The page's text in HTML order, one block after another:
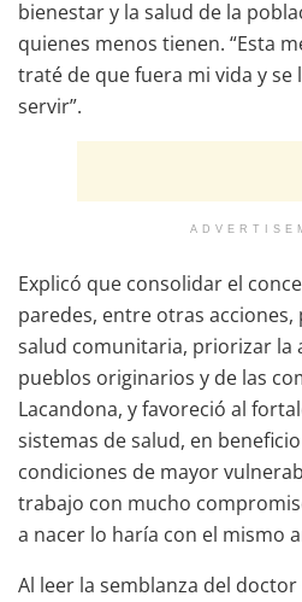
bienestar y la salud de la
quienes menos tienen. “Esta
traté de que fuera mi vida y se
servir”.
Explicó que consolidar el
paredes, entre otras
salud comunitaria, priorizar la
pueblos originarios y de las
Lacandona, y favoreció al
sistemas de salud, en
condiciones de mayor
trabajo con mucho
a nacer lo haría con el mismo
Al leer la semblanza del